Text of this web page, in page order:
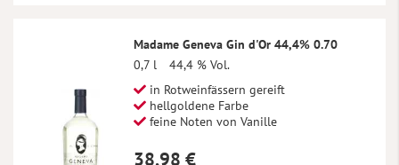
Madame Geneva Gin d'Or 44,4% 0.70
0,7 l
44,4 % Vol.
in Rotweinfässern gereift
hellgoldene Farbe
feine Noten von Vanille
38,98 €